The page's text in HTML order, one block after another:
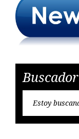
Buscador